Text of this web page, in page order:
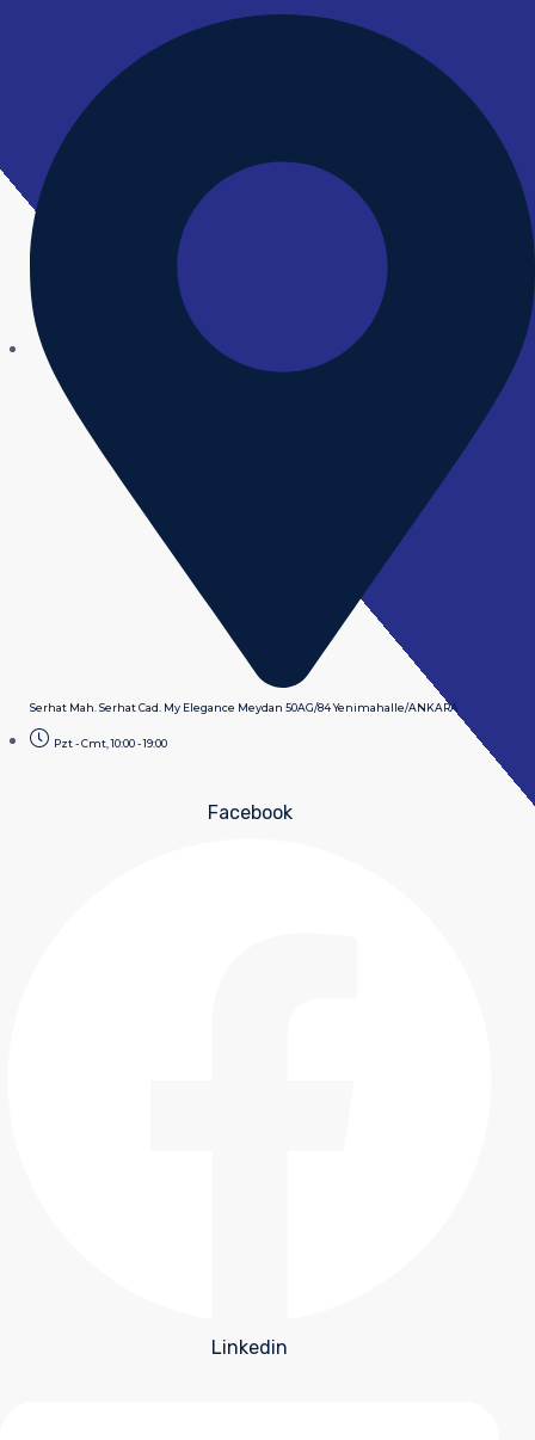
Serhat Mah. Serhat Cad. My Elegance Meydan 50AG/84 Yenimahalle/ANKARA
Pzt - Cmt, 10:00 - 19:00
Facebook
Linkedin